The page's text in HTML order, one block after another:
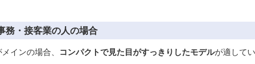
務・接客業の人の場合
インの場合、 コンパクトで見た目がすっきりしたモデルが適してい